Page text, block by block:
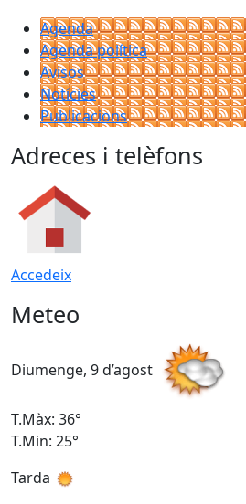
Agenda
Agenda política
Avisos
Notícies
Publicacions
Adreces i telèfons
Accedeix
Meteo
Diumenge, 9 d’agost
T.Màx: 36°
T.Min: 25°
Tarda